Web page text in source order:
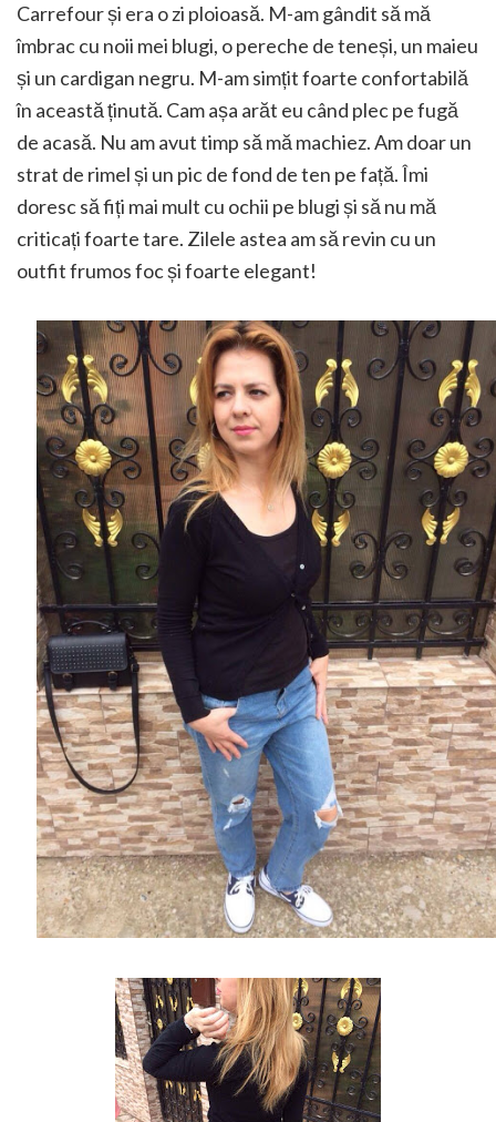
Carrefour și era o zi ploioasă. M-am gândit să mă
îmbrac cu noii mei blugi, o pereche de teneși, un maieu
și un cardigan negru. M-am simțit foarte confortabilă
în această ținută. Cam așa arăt eu când plec pe fugă
de acasă. Nu am avut timp să mă machiez. Am doar un
strat de rimel și un pic de fond de ten pe față. Îmi
doresc să fiți mai mult cu ochii pe blugi și să nu mă
criticați foarte tare. Zilele astea am să revin cu un
outfit frumos foc și foarte elegant!